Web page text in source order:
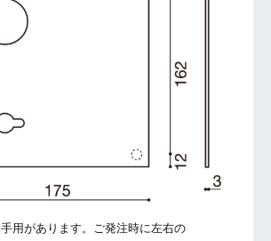
用があります。ご発注時に左右の